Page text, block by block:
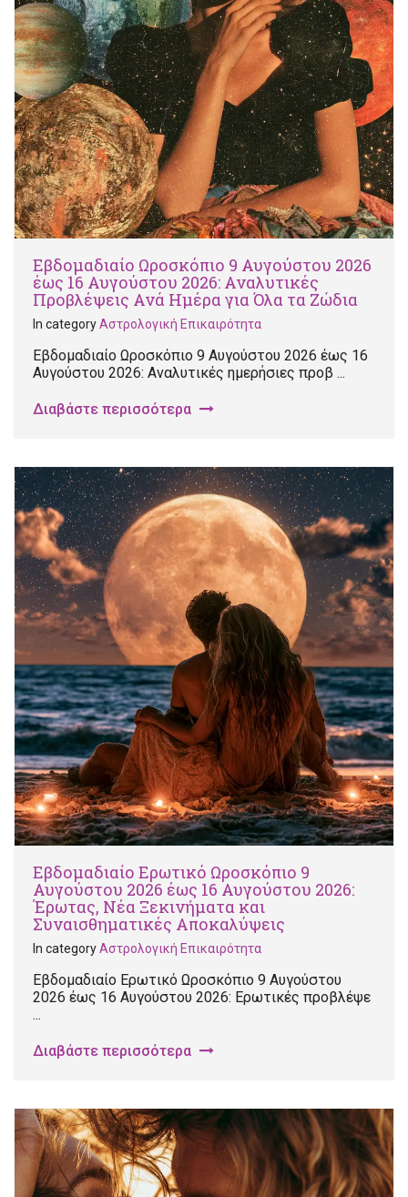
Εβδομαδιαίο Ωροσκόπιο 9 Αυγούστου 2026
έως 16 Αυγούστου 2026: Αναλυτικές
Προβλέψεις Ανά Ημέρα για Όλα τα Ζώδια
In categoryΑστρολογική Επικαιρότητα
Εβδομαδιαίο Ωροσκόπιο 9 Αυγούστου 2026 έως 16
Αυγούστου 2026: Αναλυτικές ημερήσιες προβ ...
Διαβάστε περισσότερα
Εβδομαδιαίο Ερωτικό Ωροσκόπιο 9
Αυγούστου 2026 έως 16 Αυγούστου 2026:
Έρωτας, Νέα Ξεκινήματα και
Συναισθηματικές Αποκαλύψεις
In categoryΑστρολογική Επικαιρότητα
Εβδομαδιαίο Ερωτικό Ωροσκόπιο 9 Αυγούστου
2026 έως 16 Αυγούστου 2026: Ερωτικές προβλέψε
...
Διαβάστε περισσότερα